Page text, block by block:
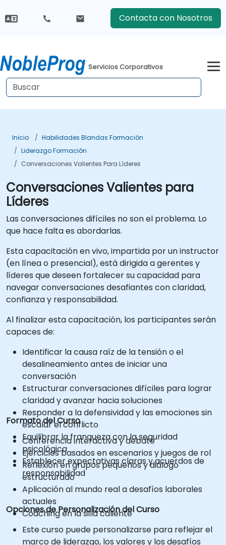
Contacta con Nosotros
Servicios Corporativos
Inicio
Habilidades Blandas Formación
Liderazgo Formación
Conversaciones Valientes Para Líderes
Conversaciones Valientes para
Líderes
Las conversaciones difíciles no son el problema. Lo
que hace falta es abordarlas.
Esta capacitación en vivo, impartida por un instructor
(en línea o presencial), está dirigida a gerentes y
líderes que deseen fortalecer su capacidad para
navegar conversaciones desafiantes con claridad,
confianza y responsabilidad.
Al finalizar esta capacitación, los participantes serán
capaces de:
Identificar la causa raíz de la tensión o el
desalineamiento antes de iniciar una
conversación
Estructurar conversaciones difíciles para lograr
claridad y avanzar hacia soluciones
Responder a la defensividad y las emociones sin
escalar el conflicto
Equilibrar la franqueza con la seguridad
psicológica
Establecer expectativas claras y acuerdos de
responsabilidad
Formato del Curso
Conferencia interactiva y debate
Ejercicios basados en escenarios y juegos de rol
Reflexión en grupos pequeños y diálogo
estructurado
Aplicación al mundo real a desafíos laborales
actuales
Coaching en la silla caliente
Opciones de Personalización del Curso
Este curso puede personalizarse para reflejar el
marco de liderazgo, los valores y los desafíos